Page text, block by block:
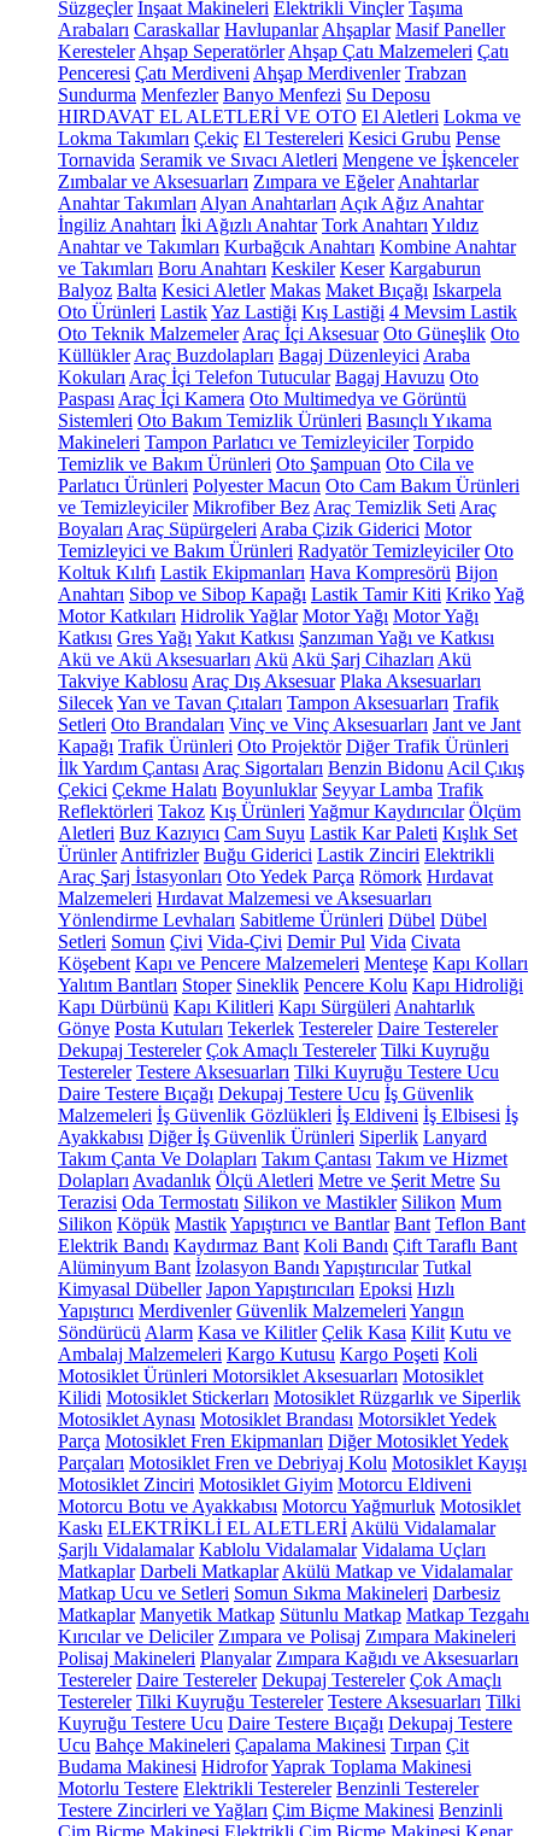
Süzgeçler İnşaat Makineleri Elektrikli Vinçler Taşıma
Arabaları Caraskallar Havlupanlar Ahşaplar Masif Paneller
Keresteler Ahşap Seperatörler Ahşap Çatı Malzemeleri Çatı
Penceresi Çatı Merdiveni Ahşap Merdivenler Trabzan
Sundurma Menfezler Banyo Menfezi Su Deposu
HIRDAVAT EL ALETLERİ VE OTO El Aletleri Lokma ve
Lokma Takımları Çekiç El Testereleri Kesici Grubu Pense
Tornavida Seramik ve Sıvacı Aletleri Mengene ve İşkenceler
Zımbalar ve Aksesuarları Zımpara ve Eğeler Anahtarlar
Anahtar Takımları Alyan Anahtarları Açık Ağız Anahtar
İngiliz Anahtarı İki Ağızlı Anahtar Tork Anahtarı Yıldız
Anahtar ve Takımları Kurbağcık Anahtarı Kombine Anahtar
ve Takımları Boru Anahtarı Keskiler Keser Kargaburun
Balyoz Balta Kesici Aletler Makas Maket Bıçağı Iskarpela
Oto Ürünleri LastikYaz Lastiği Kış Lastiği 4 Mevsim Lastik
Oto Teknik Malzemeler Araç İçi Aksesuar Oto Güneşlik Oto
Küllükler Araç Buzdolapları Bagaj Düzenleyici Araba
Kokuları Araç İçi Telefon Tutucular Bagaj Havuzu Oto
Paspası Araç İçi Kamera Oto Multimedya ve Görüntü
Sistemleri Oto Bakım Temizlik Ürünleri Basınçlı Yıkama
Makineleri Tampon Parlatıcı ve Temizleyiciler Torpido
Temizlik ve Bakım Ürünleri Oto Şampuan Oto Cila ve
Parlatıcı Ürünleri Polyester Macun Oto Cam Bakım Ürünleri
ve Temizleyiciler Mikrofiber Bez Araç Temizlik Seti Araç
Boyaları Araç Süpürgeleri Araba Çizik Giderici Motor
Temizleyici ve Bakım Ürünleri Radyatör Temizleyiciler Oto
Koltuk Kılıfı Lastik Ekipmanları Hava Kompresörü Bijon
Anahtarı Sibop ve Sibop Kapağı Lastik Tamir Kiti KrikoYağ
Motor Katkıları Hidrolik Yağlar Motor Yağı Motor Yağı
Katkısı Gres Yağı Yakıt Katkısı Şanzıman Yağı ve Katkısı
Akü ve Akü Aksesuarları Akü Akü Şarj Cihazları Akü
Takviye Kablosu Araç Dış Aksesuar Plaka Aksesuarları
SilecekYan ve Tavan Çıtaları Tampon Aksesuarları Trafik
Setleri Oto Brandaları Vinç ve Vinç Aksesuarları Jant ve Jant
Kapağı Trafik Ürünleri Oto Projektör Diğer Trafik Ürünleri
İlk Yardım Çantası Araç Sigortaları Benzin Bidonu Acil Çıkış
Çekici Çekme Halatı Boyunluklar Seyyar Lamba Trafik
Reflektörleri Takoz Kış Ürünleri Yağmur Kaydırıcılar Ölçüm
Aletleri Buz Kazıyıcı Cam Suyu Lastik Kar Paleti Kışlık Set
Ürünler Antifrizler Buğu Giderici Lastik Zinciri Elektrikli
Araç Şarj İstasyonları Oto Yedek Parça Römork Hırdavat
Malzemeleri Hırdavat Malzemesi ve Aksesuarları
Yönlendirme Levhaları Sabitleme Ürünleri Dübel Dübel
Setleri Somun Çivi Vida-Çivi Demir Pul Vida Civata
Köşebent Kapı ve Pencere Malzemeleri Menteşe Kapı Kolları
Yalıtım Bantları Stoper Sineklik Pencere Kolu Kapı Hidroliği
Kapı Dürbünü Kapı Kilitleri Kapı Sürgüleri Anahtarlık
Gönye Posta Kutuları Tekerlek Testereler Daire Testereler
Dekupaj Testereler Çok Amaçlı Testereler Tilki Kuyruğu
Testereler Testere Aksesuarları Tilki Kuyruğu Testere Ucu
Daire Testere Bıçağı Dekupaj Testere Ucu İş Güvenlik
Malzemeleri İş Güvenlik Gözlükleri İş Eldiveni İş Elbisesi İş
Ayakkabısı Diğer İş Güvenlik Ürünleri Siperlik Lanyard
Takım Çanta Ve Dolapları Takım Çantası Takım ve Hizmet
Dolapları Avadanlık Ölçü Aletleri Metre ve Şerit Metre Su
Terazisi Oda Termostatı Silikon ve Mastikler Silikon Mum
Silikon Köpük MastikYapıştırıcı ve Bantlar Bant Teflon Bant
Elektrik Bandı Kaydırmaz Bant Koli Bandı Çift Taraflı Bant
Alüminyum Bant İzolasyon Bandı Yapıştırıcılar Tutkal
Kimyasal Dübeller Japon Yapıştırıcıları Epoksi Hızlı
Yapıştırıcı Merdivenler Güvenlik Malzemeleri Yangın
Söndürücü Alarm Kasa ve Kilitler Çelik Kasa Kilit Kutu ve
Ambalaj Malzemeleri Kargo Kutusu Kargo Poşeti Koli
Motosiklet Ürünleri Motorsiklet Aksesuarları Motosiklet
Kilidi Motosiklet Stickerları Motosiklet Rüzgarlık ve Siperlik
Motosiklet Aynası Motosiklet Brandası Motorsiklet Yedek
Parça Motosiklet Fren Ekipmanları Diğer Motosiklet Yedek
Parçaları Motosiklet Fren ve Debriyaj Kolu Motosiklet Kayışı
Motosiklet Zinciri Motosiklet Giyim Motorcu Eldiveni
Motorcu Botu ve Ayakkabısı Motorcu Yağmurluk Motosiklet
Kaskı ELEKTRİKLİ EL ALETLERİ Akülü Vidalamalar
Şarjlı Vidalamalar Kablolu Vidalamalar Vidalama Uçları
Matkaplar Darbeli Matkaplar Akülü Matkap ve Vidalamalar
Matkap Ucu ve Setleri Somun Sıkma Makineleri Darbesiz
Matkaplar Manyetik Matkap Sütunlu Matkap Matkap Tezgahı
Kırıcılar ve Deliciler Zımpara ve Polisaj Zımpara Makineleri
Polisaj Makineleri Planyalar Zımpara Kağıdı ve Aksesuarları
Testereler Daire Testereler Dekupaj Testereler Çok Amaçlı
Testereler Tilki Kuyruğu Testereler Testere Aksesuarları Tilki
Kuyruğu Testere Ucu Daire Testere Bıçağı Dekupaj Testere
Ucu Bahçe Makineleri Çapalama Makinesi Tırpan Çit
Budama Makinesi HidroforYaprak Toplama Makinesi
Motorlu Testere Elektrikli Testereler Benzinli Testereler
Testere Zincirleri ve Yağları Çim Biçme Makinesi Benzinli
Çim Biçme Makinesi Elektrikli Çim Biçme Makinesi Kenar